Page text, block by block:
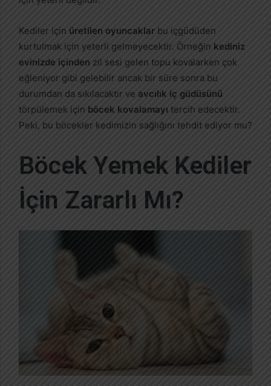
Kediler için üretilen oyuncaklar bu içgüdüden
kurtulmak için yeterli gelmeyecektir. Örneğin kediniz
evinizde içinden zil sesi gelen topu kovalarken çok
eğleniyor gibi gelebilir ancak bir süre sonra bu
durumdan da sıkılacaktır ve avcılık iç güdüsünü
törpülemek için böcek kovalamayı tercih edecektir.
Peki, bu böcekler kedimizin sağlığını tehdit ediyor mu?
Böcek Yemek Kediler
İçin Zararlı Mı?